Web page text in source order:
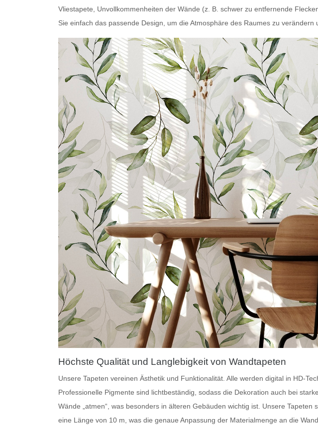
Vliestapete, Unvollkommenheiten der Wände (z. B. schwer zu entfernende
Sie einfach das passende Design, um die Atmosphäre des Raumes zu
Höchste Qualität und Langlebigkeit von Wandtapeten
Unsere Tapeten vereinen Ästhetik und Funktionalität. Alle werden digital in HD-
Professionelle Pigmente sind lichtbeständig, sodass die Dekoration auch bei
Wände „atmen“, was besonders in älteren Gebäuden wichtig ist. Unsere
eine Länge von 10 m, was die genaue Anpassung der Materialmenge an die